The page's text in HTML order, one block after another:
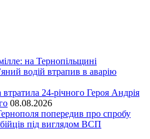
на Тернопільщині
водій втрапив в аварію
24-річного Героя Андрія
08.08.2026
попередив про спробу
під виглядом ВСП